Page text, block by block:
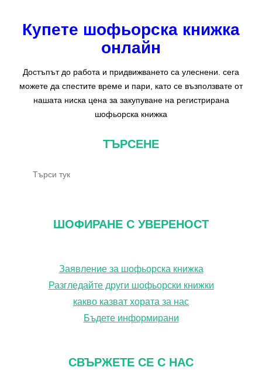
Купете шофьорска книжка
онлайн
Достъпът до работа и придвижването са улеснени. сега
можете да спестите време и пари, като се възползвате от
нашата ниска цена за закупуване на регистрирана
шофьорска книжка
ТЪРСЕНЕ
ШОФИРАНЕ С УВЕРЕНОСТ
Заявление за шофьорска книжка
Разгледайте други шофьорски книжки
какво казват хората за нас
Бъдете информирани
СВЪРЖЕТЕ СЕ С НАС